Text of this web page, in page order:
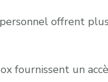
offrent
fournissent un